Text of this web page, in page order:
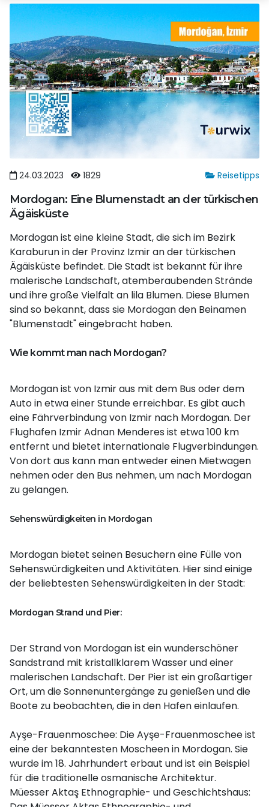
Reisetipps
24.03.2023 1829
Mordogan: Eine Blumenstadt an der türkischen
Ägäisküste
Mordogan ist eine kleine Stadt, die sich im Bezirk
Karaburun in der Provinz Izmir an der türkischen
Ägäisküste befindet. Die Stadt ist bekannt für ihre
malerische Landschaft, atemberaubenden Strände
und ihre große Vielfalt an lila Blumen. Diese Blumen
sind so bekannt, dass sie Mordogan den Beinamen
"Blumenstadt" eingebracht haben.
Wie kommt man nach Mordogan?
Mordogan ist von Izmir aus mit dem Bus oder dem
Auto in etwa einer Stunde erreichbar. Es gibt auch
eine Fährverbindung von Izmir nach Mordogan. Der
Flughafen Izmir Adnan Menderes ist etwa 100 km
entfernt und bietet internationale Flugverbindungen.
Von dort aus kann man entweder einen Mietwagen
nehmen oder den Bus nehmen, um nach Mordogan
zu gelangen.
Sehenswürdigkeiten in Mordogan
Mordogan bietet seinen Besuchern eine Fülle von
Sehenswürdigkeiten und Aktivitäten. Hier sind einige
der beliebtesten Sehenswürdigkeiten in der Stadt:
Mordogan Strand und Pier:
Der Strand von Mordogan ist ein wunderschöner
Sandstrand mit kristallklarem Wasser und einer
malerischen Landschaft. Der Pier ist ein großartiger
Ort, um die Sonnenuntergänge zu genießen und die
Boote zu beobachten, die in den Hafen einlaufen.
Ayşe-Frauenmoschee: Die Ayşe-Frauenmoschee ist
eine der bekanntesten Moscheen in Mordogan. Sie
wurde im 18. Jahrhundert erbaut und ist ein Beispiel
für die traditionelle osmanische Architektur.
Müesser Aktaş Ethnographie- und Geschichtshaus: